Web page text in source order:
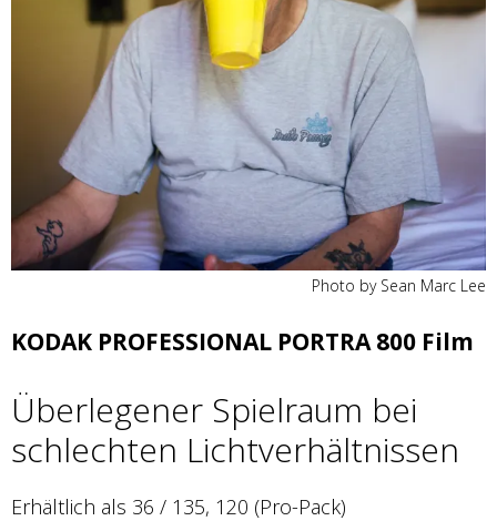
Photo by Sean Marc Lee
KODAK PROFESSIONAL PORTRA 800 Film
Überlegener Spielraum bei
schlechten Lichtverhältnissen
Erhältlich als 36 / 135, 120 (Pro-Pack)